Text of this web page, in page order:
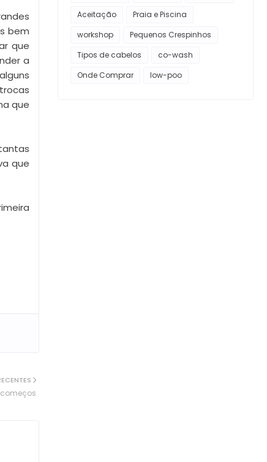
bem
que
a
que
que
Aceitação
Praia e Piscina
workshop
Pequenos Crespinhos
Tipos de cabelos
co-wash
Onde Comprar
low-poo